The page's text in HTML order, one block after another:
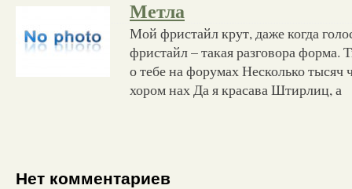
Метла
Мой фристайл крут, даже когда
фристайл – такая разговора
о тебе на форумах Несколько тысяч
хором нах Да я красава Штирлиц, а
Нет комментариев